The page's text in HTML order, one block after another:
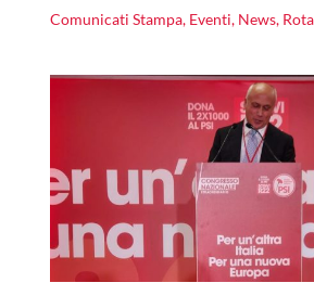
Comunicati Stampa, Eventi, News,